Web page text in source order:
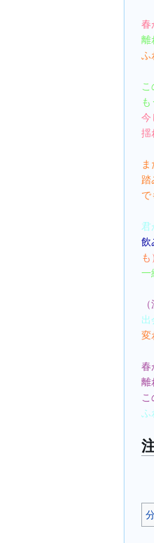
春
離
ふ
今
揺
踏
で
君
飲
も
一
出
変
春
離
こ
ふ